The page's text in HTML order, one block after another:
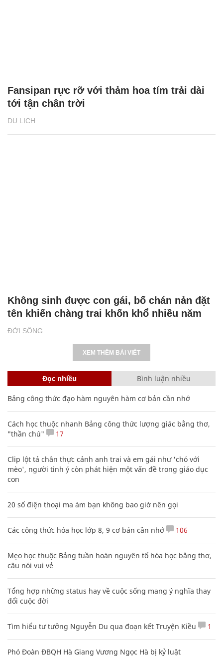
DU LỊCH
Fansipan rực rỡ với thảm hoa tím trải dài
tới tận chân trời
ĐỜI SỐNG
Không sinh được con gái, bố chán nản đặt
tên khiến chàng trai khốn khổ nhiều năm
XEM THÊM BÀI VIẾT
Đọc nhiều Bình luận nhiều
Bảng công thức đạo hàm nguyên hàm cơ bản cần nhớ
Cách học thuộc nhanh Bảng công thức lượng giác bằng thơ,
"thần chú"
17
Clip lột tả chân thực cảnh anh trai và em gái như 'chó với
mèo', người tinh ý còn phát hiện một vấn đề trong giáo dục
con
20 số điện thoại ma ám bạn không bao giờ nên gọi
Các công thức hóa học lớp 8, 9 cơ bản cần nhớ 106
Mẹo học thuộc Bảng tuần hoàn nguyên tố hóa học bằng thơ,
câu nói vui vẻ
Tổng hợp những status hay về cuộc sống mang ý nghĩa thay
đổi cuộc đời
Tìm hiểu tư tưởng Nguyễn Du qua đoạn kết Truyện Kiều 1
Phó Đoàn ĐBQH Hà Giang Vương Ngọc Hà bị kỷ luật